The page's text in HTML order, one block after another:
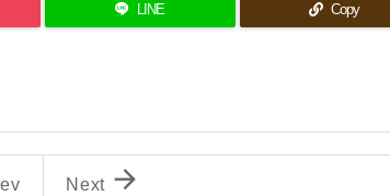
LINE Copy

Next